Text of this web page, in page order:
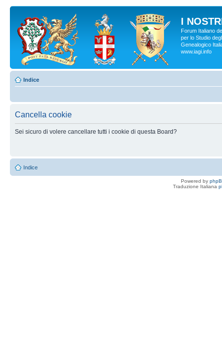
I
Forum Italiano
per lo Studio
Genealogico
www.iagi.info
Indice
Cancella cookie
Sei sicuro di volere cancellare tutti i cookie di questa Board?
Indice
Powered by
Traduzione Italiana